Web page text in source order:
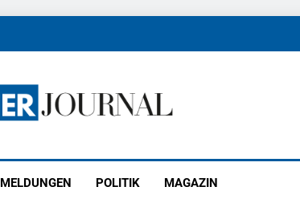
MELDUNGEN POLITIK MAGAZIN